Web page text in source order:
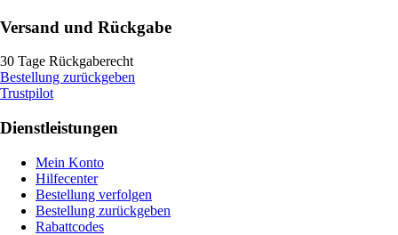
Versand und Rückgabe
30 Tage Rückgaberecht
Bestellung zurückgeben
Trustpilot
Dienstleistungen
Mein Konto
Hilfecenter
Bestellung verfolgen
Bestellung zurückgeben
Rabattcodes